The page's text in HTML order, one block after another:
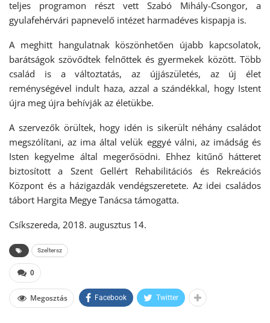
teljes programon részt vett Szabó Mihály-Csongor, a
gyulafehérvári papnevelő intézet harmadéves kispapja is.
A meghitt hangulatnak köszönhetően újabb kapcsolatok,
barátságok szövődtek felnőttek és gyermekek között. Több
család is a változtatás, az újjászületés, az új élet
reménységével indult haza, azzal a szándékkal, hogy Istent
újra meg újra behívják az életükbe.
A szervezők örültek, hogy idén is sikerült néhány családot
megszólítani, az ima által velük eggyé válni, az imádság és
Isten kegyelme által megerősödni. Ehhez kitűnő hátteret
biztosított a Szent Gellért Rehabilitációs és Rekreációs
Központ és a házigazdák vendégszeretete. Az idei családos
tábort Hargita Megye Tanácsa támogatta.
Csíkszereda, 2018. augusztus 14.
Szeltersz
0
Megosztás Facebook Twitter